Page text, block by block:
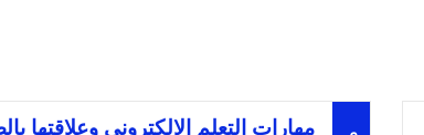
مهارات التعلم الإلكتروني وعلاقتها